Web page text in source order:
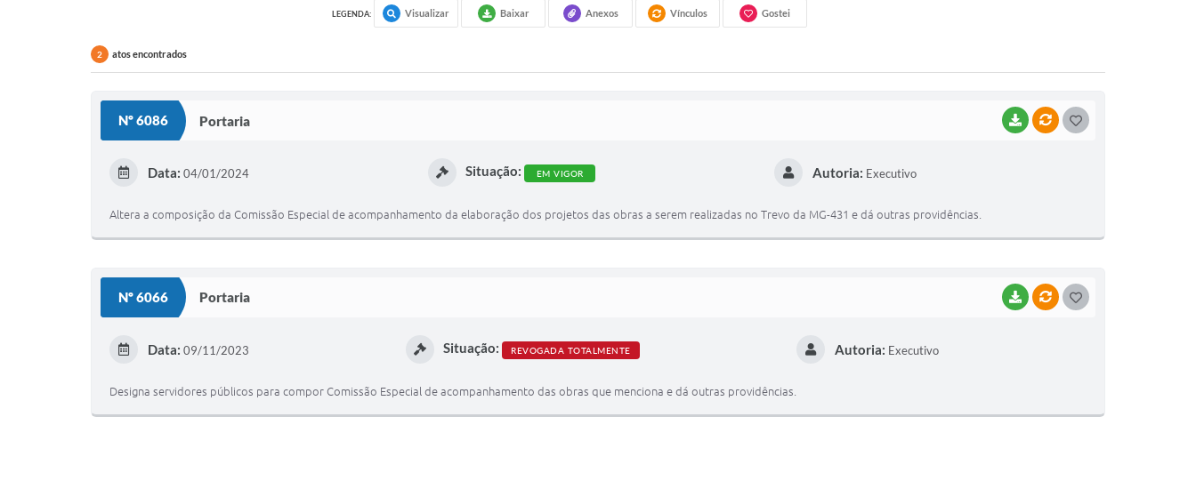
LEGENDA: Visualizar Baixar Anexos Vínculos Gostei
2 atos encontrados
Nº 6086 Portaria BAIXARVÍNCULOS
Data: 04/01/2024 Situação: EM VIGOR Autoria: Executivo
Altera a composição da Comissão Especial de acompanhamento da elaboração dos projetos das obras a serem realizadas no Trevo da MG-431 e dá outras providências.
Nº 6066 Portaria BAIXARVÍNCULOS
Data: 09/11/2023 Situação: REVOGADA TOTALMENTE Autoria: Executivo
Designa servidores públicos para compor Comissão Especial de acompanhamento das obras que menciona e dá outras providências.